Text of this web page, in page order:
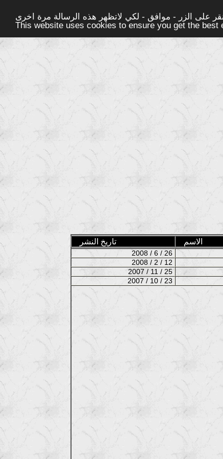
على الزر - موافق - لكي لاتظهر هذه الرسالة مرة اخرى -
This website uses cookies to ensure you get the best
تاريخ النشر الاسم
2008 / 6 / 26
2008 / 2 / 12
2007 / 11 / 25
2007 / 10 / 23